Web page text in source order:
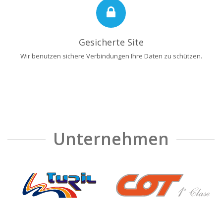
Gesicherte Site
Wir benutzen sichere Verbindungen Ihre Daten zu schützen.
Unternehmen
❮ ❯